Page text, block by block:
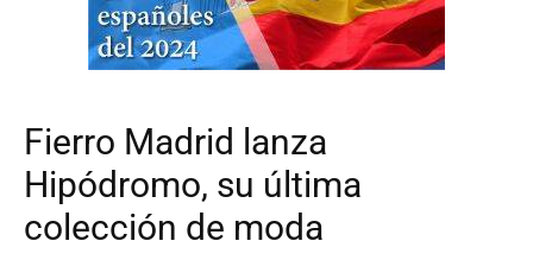
Fierro Madrid lanza
Hipódromo, su última
colección de moda